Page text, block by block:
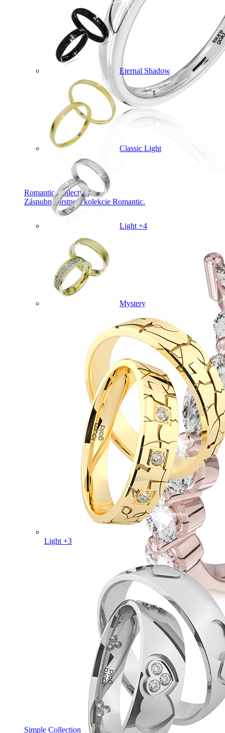
Romantic Collection
Zásnubné prstne z kolekcie Romantic.
Simple Collection
Eternal Shadow
Classic Light
Light +4
Mystery
Light +3